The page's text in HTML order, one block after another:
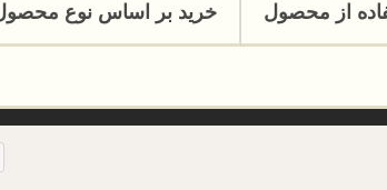
از محصول خرید بر اساس نوع